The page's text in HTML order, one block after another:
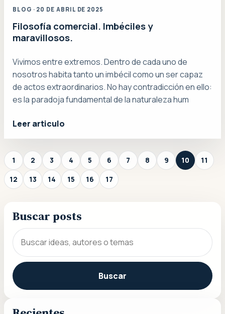
BLOG · 20 DE ABRIL DE 2025
Filosofía comercial. Imbéciles y
maravillosos.
Vivimos entre extremos. Dentro de cada uno de
nosotros habita tanto un imbécil como un ser capaz
de actos extraordinarios. No hay contradicción en ello:
es la paradoja fundamental de la naturaleza hum
Leer articulo
1 2 3 4 5 6 7 8 9 10
11
12
13 14 15 16 17
Buscar posts
Buscar